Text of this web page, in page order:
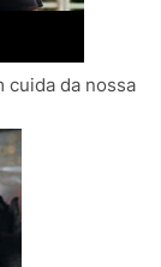
cuida da nossa